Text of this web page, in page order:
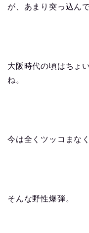
が、あまり突っ込ん
大阪時代の頃はちょ
ね。
今は全くツッコまな
そんな野性爆弾。